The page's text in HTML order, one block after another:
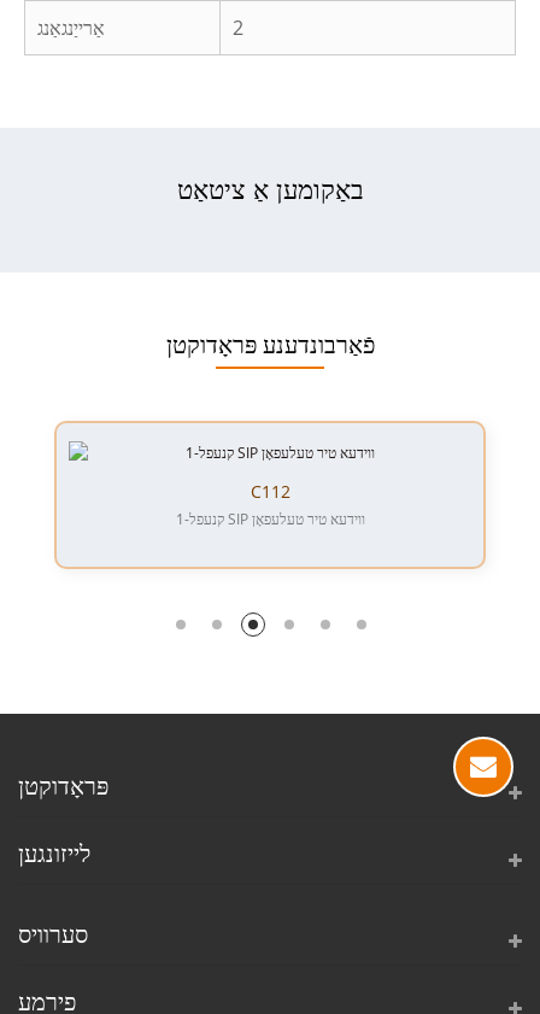
אַרייַנגאַנג 2
באַקומען אַ ציטאַט
פֿאַרבונדענע פּראָדוקטן
C112
1-קנעפל SIP ווידעא טיר טעלעפאָן
פּראָדוקטן
לייזונגען
סערוויס
פירמע